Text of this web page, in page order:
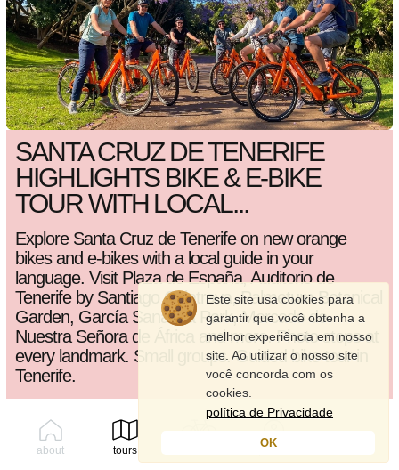
SANTA CRUZ DE TENERIFE
HIGHLIGHTS BIKE & E-BIKE
TOUR WITH LOCAL...
Explore Santa Cruz de Tenerife on new orange
bikes and e-bikes with a local guide in your
language. Visit Plaza de España, Auditorio de
Tenerife by Santiago Calatrava, Palmetum Botanical
Garden, García Sanabria Park, Mercado de
Nuestra Señora de África and more. Photo stops at
every landmark. Small groups. Guided bike tour in
Tenerife.
2.5 horas 20 quilômetros
medium
20 atrações
about tours profile
Este site usa cookies para
garantir que você obtenha a
melhor experiência em nosso
site. Ao utilizar o nosso site
você concorda com os
cookies.
política de Privacidade
OK